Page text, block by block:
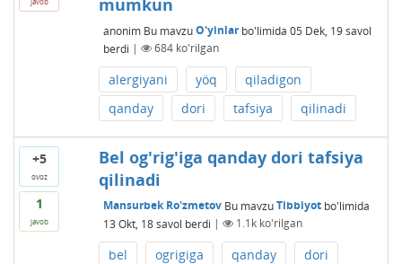
anonim Bu mavzuO'yinlarbo'limida 05 Dek, 19 savol
berdi | 684ko'rilgan
alergiyani yöq
qiladigon
qanday
dori tafsiya qilinadi
+5
ovoz
1
javob
Bel og'rig'iga qanday dori tafsiya
qilinadi
Mansurbek Ro'zmetov Bu mavzuTibbiyotbo'limida
13 Okt, 18 savol berdi | 1.1kko'rilgan
bel ogrigiga qanday
dori